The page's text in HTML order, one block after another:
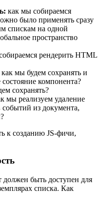
как мы собираемся
было применять сразу
спискам на одной
пространство
рендерить HTML
как мы будем сохранять и
компонента?
сохранять?
мы реализуем удаление
из документа,
к созданию JS-фичи,
должен быть доступен для
списка. Как